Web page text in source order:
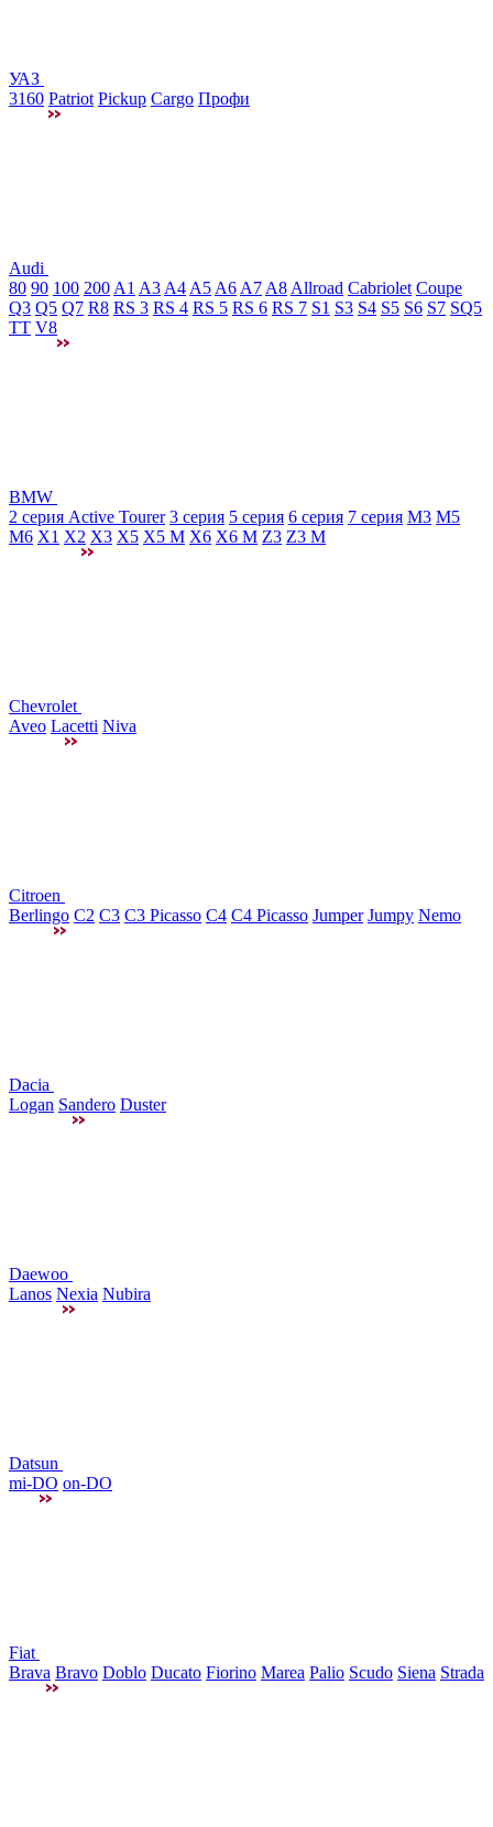
УАЗ
3160 Patriot Pickup Cargo Профи
Audi
80 90 100 200 A1 A3 A4 A5 A6 A7 A8 Allroad Cabriolet Coupe
Q3 Q5 Q7 R8 RS 3 RS 4 RS 5 RS 6 RS 7 S1 S3 S4 S5 S6 S7 SQ5
TT V8
BMW
2 серия Active Tourer 3 серия 5 серия 6 серия 7 серия M3 М5
M6 X1 X2 X3 X5 X5 M X6 X6 M Z3 Z3 M
Chevrolet
Aveo Lacetti Niva
Citroen
Berlingo C2 C3 C3 Picasso C4 C4 Picasso Jumper Jumpy Nemo
Dacia
Logan Sandero Duster
Daewoo
Lanos Nexia Nubira
Datsun
mi-DO on-DO
Fiat
Brava Bravo Doblo Ducato Fiorino Marea Palio Scudo Siena Strada